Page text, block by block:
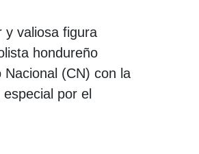
y valiosa figura
hondureño
(CN) con la
por el